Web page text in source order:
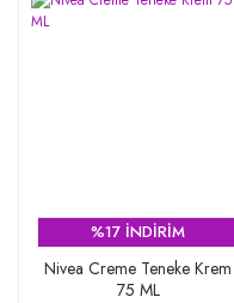
%17 İNDİRİM
Nivea Creme Teneke Krem
75 ML